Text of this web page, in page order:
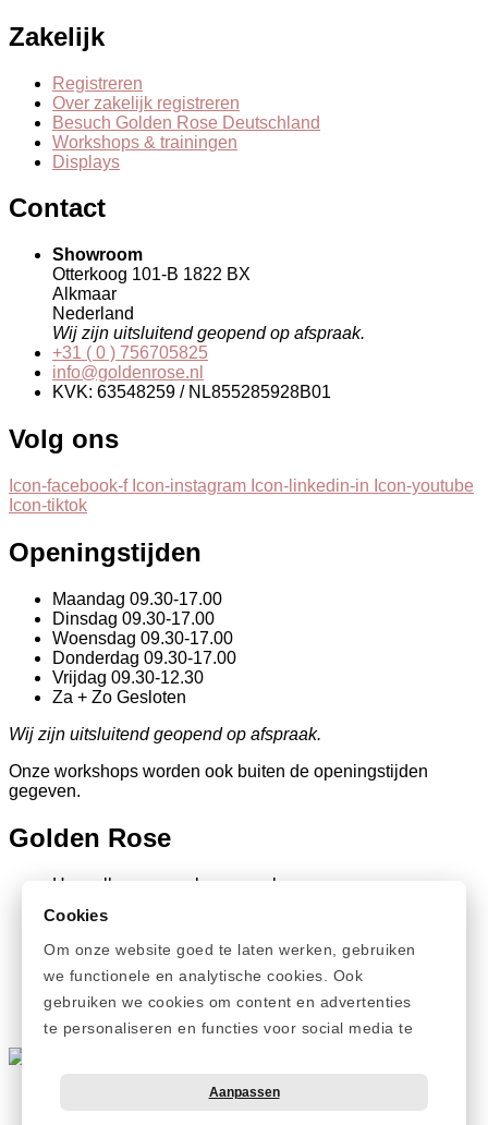
Cookies
Om onze website goed te laten werken, gebruiken
we functionele en analytische cookies. Ook
gebruiken we cookies om content en advertenties
te personaliseren en functies voor social media te
Aanpassen
Zakelijk
Registreren
Over zakelijk registreren
Besuch Golden Rose Deutschland
Workshops & trainingen
Displays
Contact
Showroom
Otterkoog 101-B 1822 BX
Alkmaar
Nederland
Wij zijn uitsluitend geopend op afspraak.
+31 ( 0 ) 756705825
info@goldenrose.nl
KVK: 63548259 / NL855285928B01
Volg ons
Icon-facebook-f Icon-instagram Icon-linkedin-in Icon-youtube
Icon-tiktok
Openingstijden
Maandag 09.30-17.00
Dinsdag 09.30-17.00
Woensdag 09.30-17.00
Donderdag 09.30-17.00
Vrijdag 09.30-12.30
Za + Zo Gesloten
Wij zijn uitsluitend geopend op afspraak.
Onze workshops worden ook buiten de openingstijden
gegeven.
Golden Rose
Hypoallergeen make-up merk
Klantenbeoordeling 9.1
Advies van visagisten
Gratis informatiepakket voor zakelijke klanten
Over ons
Vacatures
© Copyright 2026 - Cosmi Cosmetics B.V.